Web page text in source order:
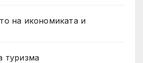
на икономиката и
туризма